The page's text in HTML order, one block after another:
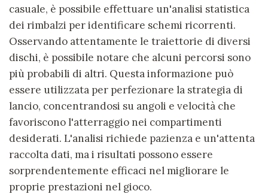
casuale, è possibile effettuare un'analisi statistica
dei rimbalzi per identificare schemi ricorrenti.
Osservando attentamente le traiettorie di diversi
dischi, è possibile notare che alcuni percorsi sono
più probabili di altri. Questa informazione può
essere utilizzata per perfezionare la strategia di
lancio, concentrandosi su angoli e velocità che
favoriscono l'atterraggio nei compartimenti
desiderati. L'analisi richiede pazienza e un'attenta
raccolta dati, ma i risultati possono essere
sorprendentemente efficaci nel migliorare le
proprie prestazioni nel gioco.